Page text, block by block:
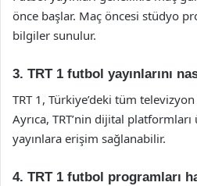
önce başlar. Maç öncesi stüdyo
bilgiler sunulur.
3. TRT 1 futbol yayınlarını
TRT 1, Türkiye’deki tüm
Ayrıca, TRT’nin dijital platformları
yayınlara erişim sağlanabilir.
4. TRT 1 futbol programları